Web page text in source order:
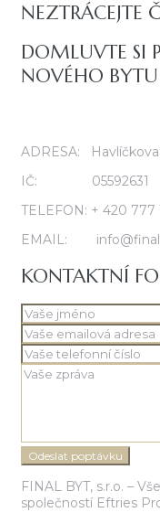
NEZTRÁCEJTE
DOMLUVTE SI
NOVÉHO BYTU
ADRESA:
IČ: 05592631
TELEFON: + 420 777
EMAIL:
KONTAKTNÍ
FINAL BYT, s.r.o. –
společností Eftries